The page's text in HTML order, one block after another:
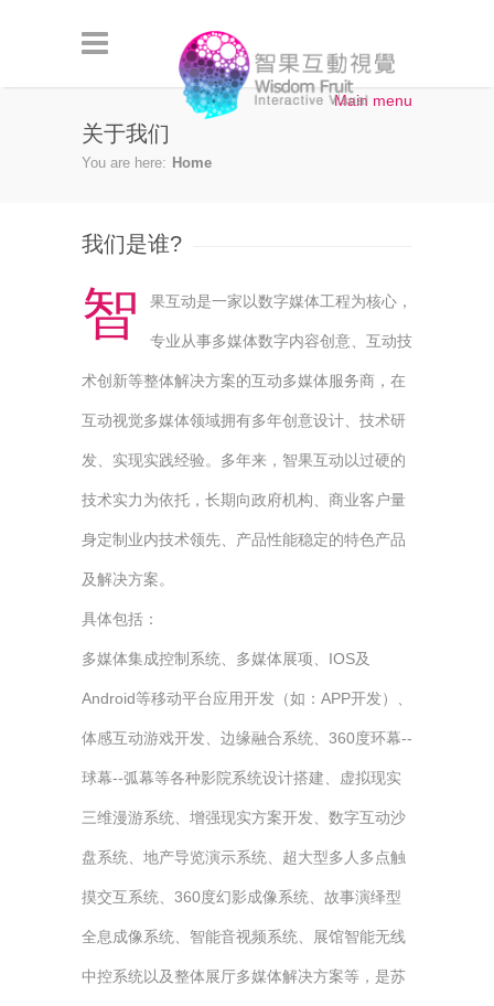
Main menu
关于我们
You are here: Home
我们是谁?
智 果互动是一家以数字媒体工程为核心，
专业从事多媒体数字内容创意、互动技
术创新等整体解决方案的互动多媒体服务商，在
互动视觉多媒体领域拥有多年创意设计、技术研
发、实现实践经验。多年来，智果互动以过硬的
技术实力为依托，长期向政府机构、商业客户量
身定制业内技术领先、产品性能稳定的特色产品
及解决方案。
具体包括：
多媒体集成控制系统、多媒体展项、IOS及
Android等移动平台应用开发（如：APP开发）、
体感互动游戏开发、边缘融合系统、360度环幕--
球幕--弧幕等各种影院系统设计搭建、虚拟现实
三维漫游系统、增强现实方案开发、数字互动沙
盘系统、地产导览演示系统、超大型多人多点触
摸交互系统、360度幻影成像系统、故事演绎型
全息成像系统、智能音视频系统、展馆智能无线
中控系统以及整体展厅多媒体解决方案等，是苏